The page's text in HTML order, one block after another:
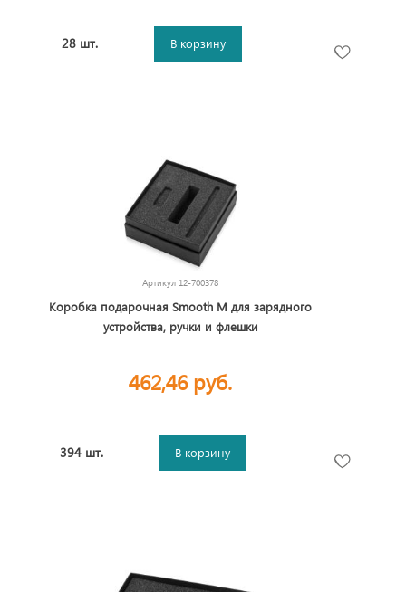
28 шт. В корзину
Артикул 12-700378
Коробка подарочная Smooth M для зарядного
устройства, ручки и флешки
462,46 руб.
394 шт. В корзину